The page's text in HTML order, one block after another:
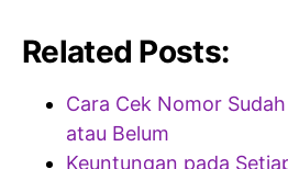
Related Posts:
Cara Cek Nomor
atau Belum
Keuntungan pada